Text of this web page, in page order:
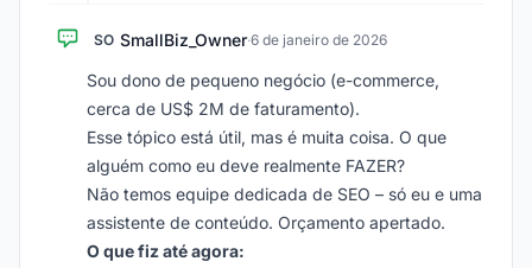
SO SmallBiz_Owner·6 de janeiro de 2026
Sou dono de pequeno negócio (e-commerce,
cerca de US$ 2M de faturamento).
Esse tópico está útil, mas é muita coisa. O que
alguém como eu deve realmente FAZER?
Não temos equipe dedicada de SEO – só eu e uma
assistente de conteúdo. Orçamento apertado.
O que fiz até agora: